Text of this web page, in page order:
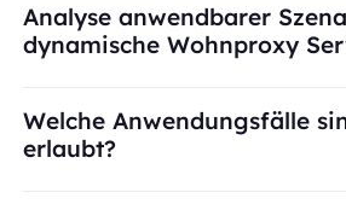
Analyse anwendbarer
dynamische Wohnproxy
Welche Anwendungsfälle
erlaubt?